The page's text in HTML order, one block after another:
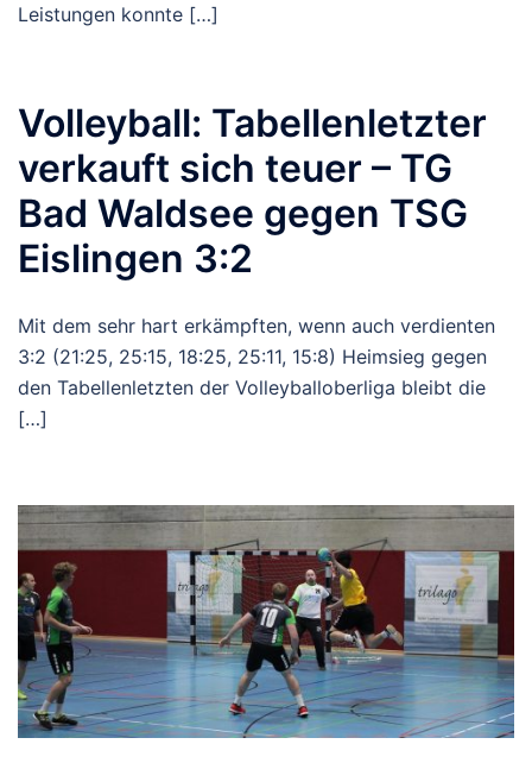
Leistungen konnte […]
Volleyball: Tabellenletzter
verkauft sich teuer – TG
Bad Waldsee gegen TSG
Eislingen 3:2
Mit dem sehr hart erkämpften, wenn auch verdienten
3:2 (21:25, 25:15, 18:25, 25:11, 15:8) Heimsieg gegen
den Tabellenletzten der Volleyballoberliga bleibt die
[…]